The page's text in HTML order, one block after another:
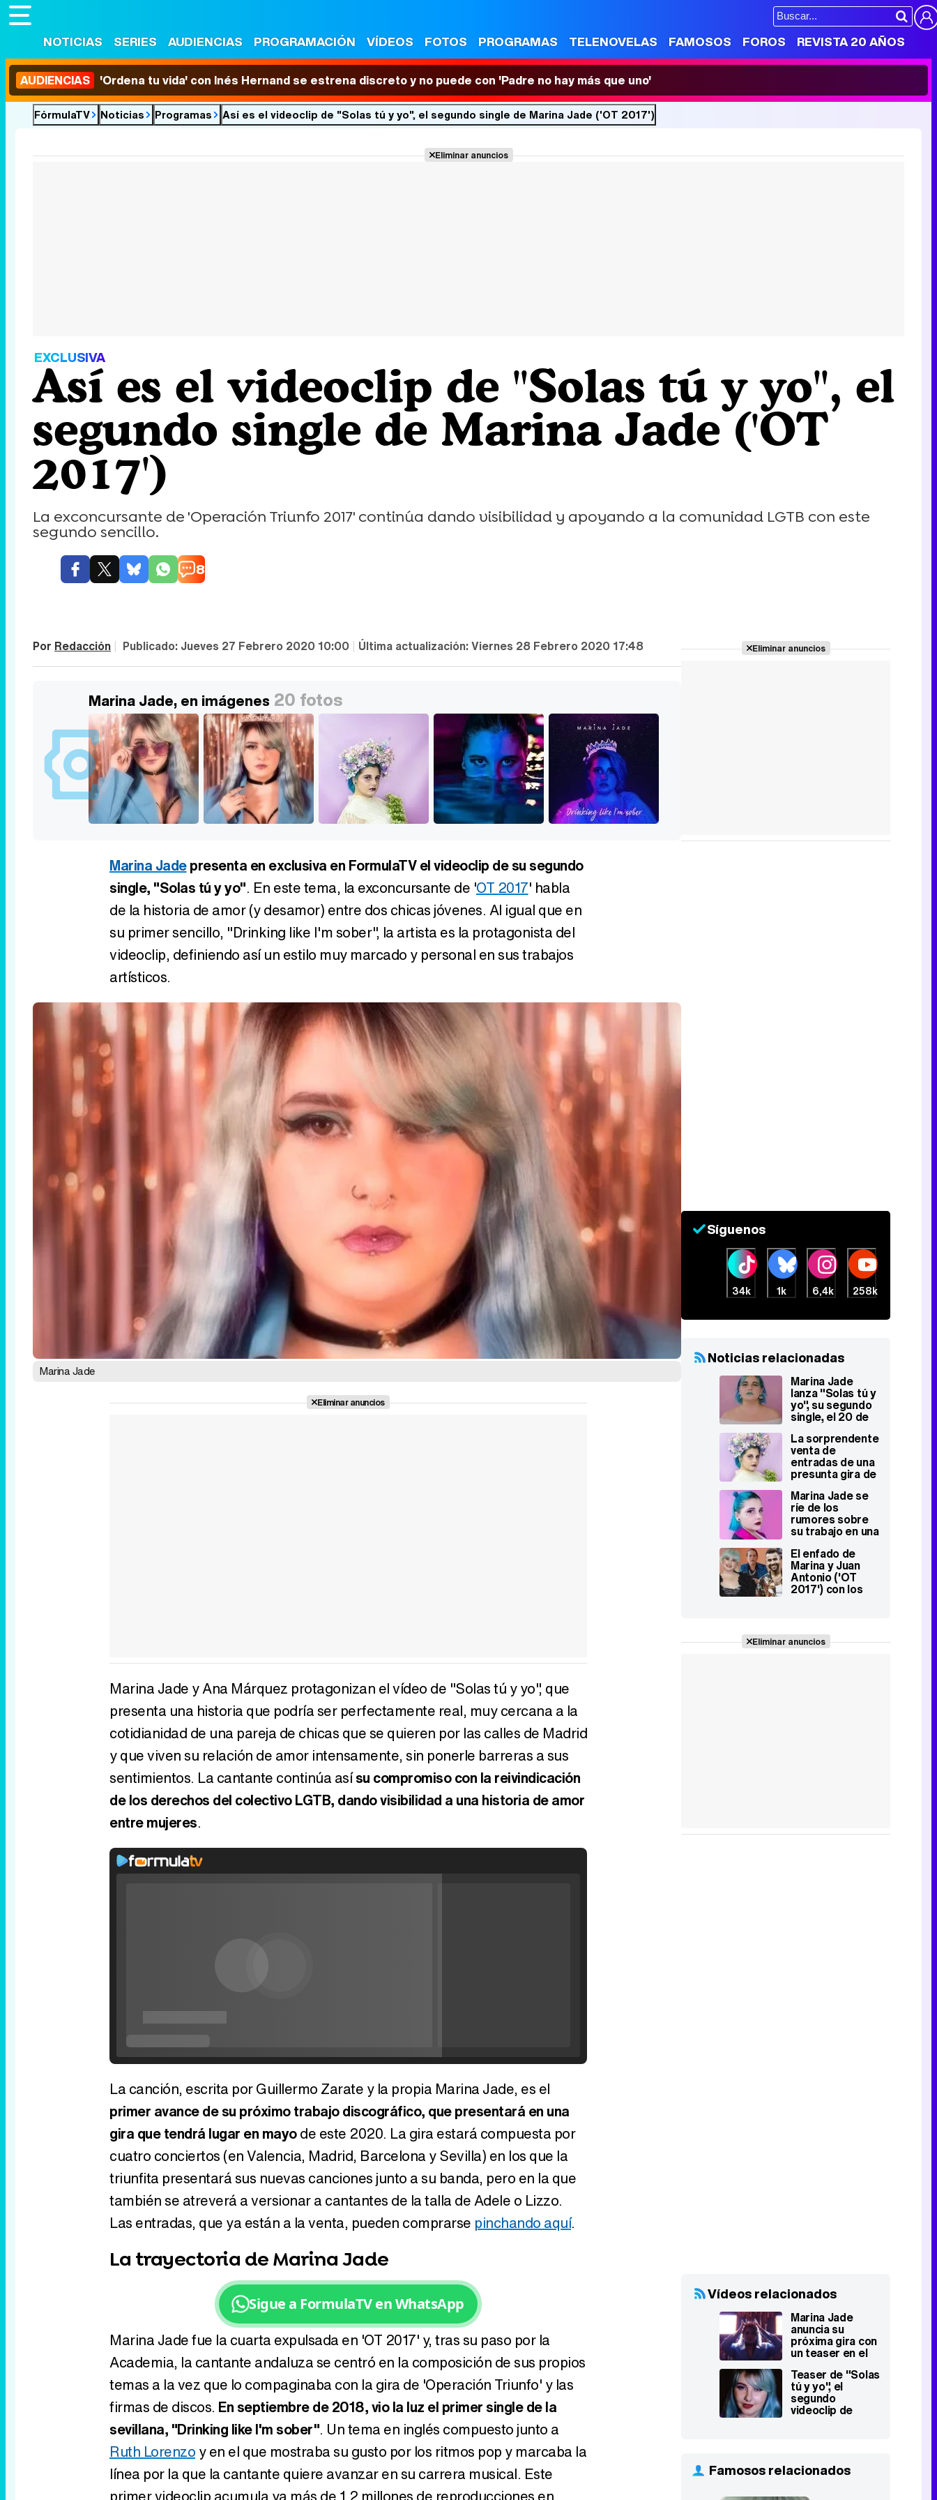
NOTICIAS SERIES AUDIENCIAS PROGRAMACIÓN VÍDEOS FOTOS PROGRAMAS TELENOVELAS FAMOSOS FOROS REVISTA 20 AÑOS
AUDIENCIAS 'Ordena tu vida' con Inés Hernand se estrena discreto y no puede con 'Padre no hay más que uno'
FórmulaTV Noticias Programas Así es el videoclip de "Solas tú y yo", el segundo single de Marina Jade ('OT 2017')
Eliminar anuncios
EXCLUSIVA
Así es el videoclip de "Solas tú y yo", el
segundo single de Marina Jade ('OT
2017')
La exconcursante de 'Operación Triunfo 2017' continúa dando visibilidad y apoyando a la comunidad LGTB con este
segundo sencillo.
8
Por Redacción | Publicado: Jueves 27 Febrero 2020 10:00 | Última actualización:Viernes 28 Febrero 2020 17:48
Marina Jade, en imágenes 20 fotos
Marina Jadepresenta en exclusiva en FormulaTV el videoclip de su segundo
single, "Solas tú y yo". En este tema, la exconcursante de 'OT 2017' habla
de la historia de amor (y desamor) entre dos chicas jóvenes. Al igual que en
su primer sencillo, "Drinking like I'm sober", la artista es la protagonista del
videoclip, definiendo así un estilo muy marcado y personal en sus trabajos
artísticos.
Marina Jade
Eliminar anuncios
Marina Jade y Ana Márquez protagonizan el vídeo de "Solas tú y yo", que
presenta una historia que podría ser perfectamente real, muy cercana a la
cotidianidad de una pareja de chicas que se quieren por las calles de Madrid
y que viven su relación de amor intensamente, sin ponerle barreras a sus
sentimientos. La cantante continúa asísu compromiso con la reivindicación
de los derechos del colectivo LGTB, dando visibilidad a una historia de amor
entre mujeres.
Video
Tráiler de '33 días', la nueva serie de Atresplayer con Julián Villagrán y José Manuel Poga
Tráiler en catalán de 'Ravalear', la nueva serie de HBO Max sobre los fondos buitre
La canción, escrita por Guillermo Zarate y la propia Marina Jade, es el
primer avance de su próximo trabajo discográfico, que presentará en una
gira que tendrá lugar en mayode este 2020. La gira estará compuesta por
cuatro conciertos (en Valencia, Madrid, Barcelona y Sevilla) en los que la
triunfita presentará sus nuevas canciones junto a su banda, pero en la que
también se atreverá a versionar a cantantes de la talla de Adele o Lizzo.
Las entradas, que ya están a la venta, pueden comprarse pinchando aquí.
La trayectoria de Marina Jade
Sigue a FormulaTV en WhatsApp
Marina Jade fue la cuarta expulsada en 'OT 2017' y, tras su paso por la
Academia, la cantante andaluza se centró en la composición de sus propios
temas a la vez que lo compaginaba con la gira de 'Operación Triunfo' y las
firmas de discos. En septiembre de 2018, vio la luz el primer single de la
sevillana, "Drinking like I'm sober". Un tema en inglés compuesto junto a
Ruth Lorenzo y en el que mostraba su gusto por los ritmos pop y marcaba la
línea por la que la cantante quiere avanzar en su carrera musical. Este
Eliminar anuncios
Síguenos
34k 1k 6,4k 258k
Noticias relacionadas
Marina Jade
lanza "Solas tú y
yo", su segundo
single, el 20 de
diciembre
La sorprendente
venta de
entradas de una
presunta gira de
Marina Jade en
USA
Marina Jade se
ríe de los
rumores sobre
su trabajo en una
tienda de
golosinas
El enfado de
Marina y Juan
Antonio ('OT
2017') con los
Javis por un
sobre Thalía
Eliminar anuncios
Vídeos relacionados
Marina Jade
anuncia su
próxima gira con
un teaser en el
sí misma
Teaser de "Solas
tú y yo", el
segundo
videoclip de
Marina Jade
Famosos relacionados